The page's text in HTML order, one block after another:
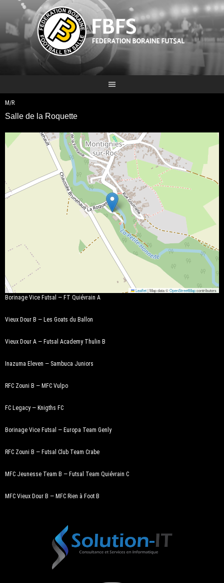
contenu
M/R
Salle de la Roquette
Leaflet|Map data ©OpenStreetMapcontributors
Borinage Vice Futsal — FT Quiévrain A
Vieux Dour B — Les Goats du Ballon
Vieux Dour A — Futsal Academy Thulin B
Inazuma Eleven — Sambuca Juniors
RFC Zouni B — MFC Vulpo
FC Legacy — Knigths FC
Borinage Vice Futsal — Europa Team Genly
RFC Zouni B — Futsal Club Team Crabe
MFC Jeunesse Team B — Futsal Team Quiévrain C
MFC Vieux Dour B — MFC Rien à Foot B